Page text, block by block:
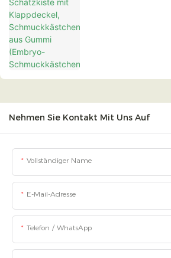
Nehmen Sie Kontakt Mit Uns Auf
Vollständiger Name
E-Mail-Adresse
Telefon / WhatsApp